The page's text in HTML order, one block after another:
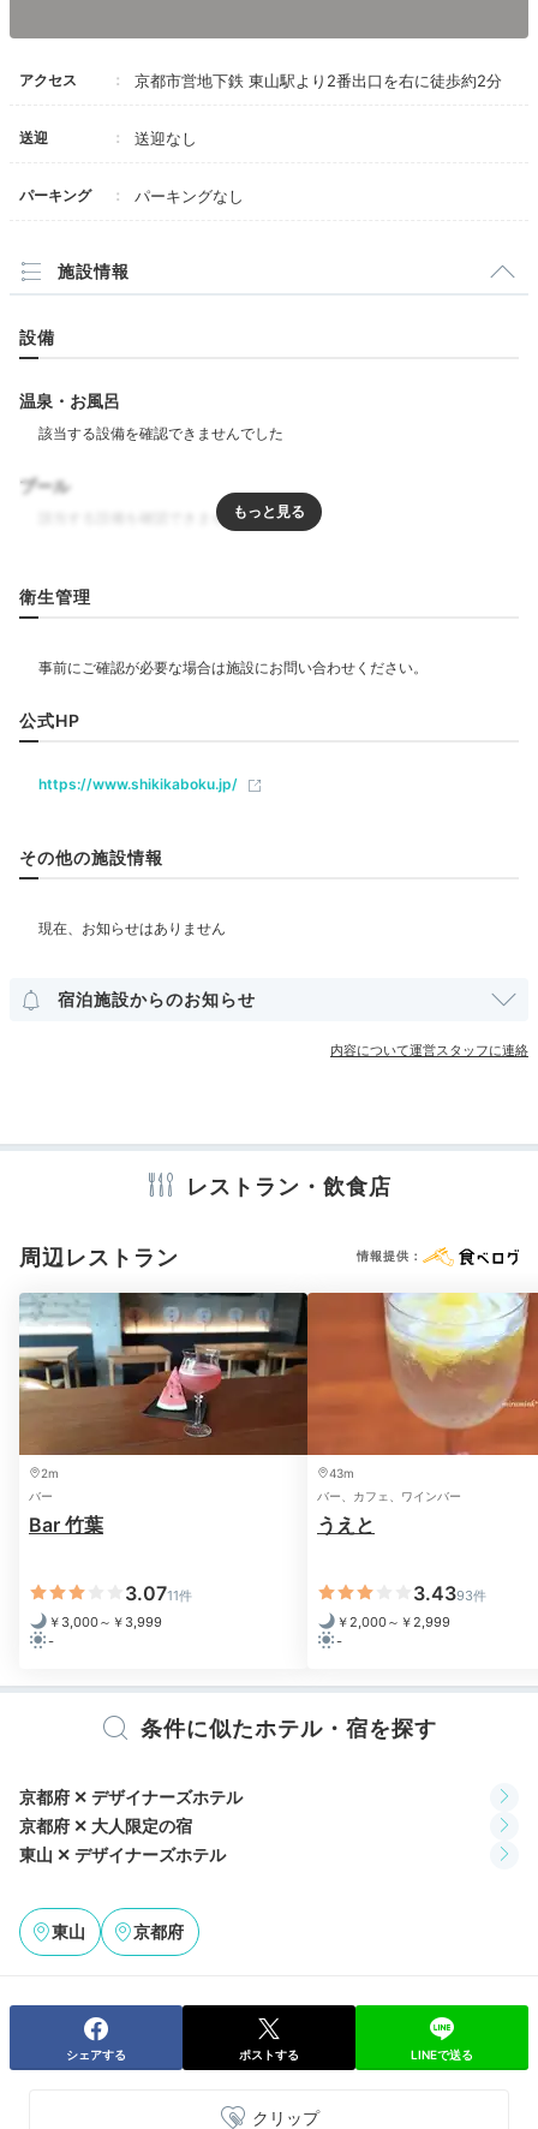
16:00 2階
日本のわびさびに浸る
茶論
“お茶の京都”らしさを感じられる、茶論（サロン）。
泊者専用ラウンジとしても利用できるパブリックスペー
。ここで夕食前の食前酒を味わったり、宿泊特典
う。
ン」でグレープフルーツ系のお酒をいただきました！
Relax
サンセットに合わせて
ルーフトップテラス シ
ルーフトップテラスは 宿泊客が自由に利用できるパブリ
。屋上から見える山々の風景に癒されま
す。京都の名所も見えますよ。木々を眺めて四季の彩り
に癒されたり、お酒を飲んだりとのんびりしましょう。
karenren.1123.0923
Dinner
19:00
祇園や東山でディナー
アクセス 京都市営地下鉄 東山駅より2番出口を右に徒歩約2分
送迎 送迎なし
パーキング パーキングなし
施設情報
設備
温泉・お風呂
プール
飲食
部屋情報
タオル バスタオル ドライヤー お茶セット キッチン
電気ポット
※設備・アメニティは、確認が取れている情報を表示しています。
衛生管理
公式HP
https://www.shikikaboku.jp/
その他の施設情報
宿泊施設からのお知らせ
内容について運営スタッフに連絡
レストラン・飲食店
周辺レストラン 情報提供：
2m
バー
Bar 竹葉
3.0711件
￥3,000～￥3,999
-
43m
バー、カフェ、ワインバー
うえと
3.4393件
￥2,000～￥2,999
-
条件に似たホテル・宿を探す
京都府 ✕ デザイナーズホテル
京都府 ✕ 大人限定の宿
東山 ✕ デザイナーズホテル
東山 京都府
シェアする ポストする LINEで送る
クリップ